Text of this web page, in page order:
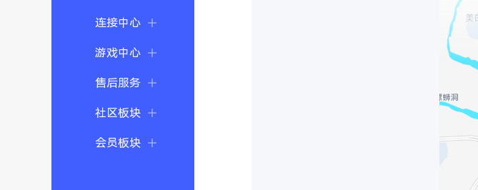
连接中心
游戏中心
售后服务
社区板块
会员板块